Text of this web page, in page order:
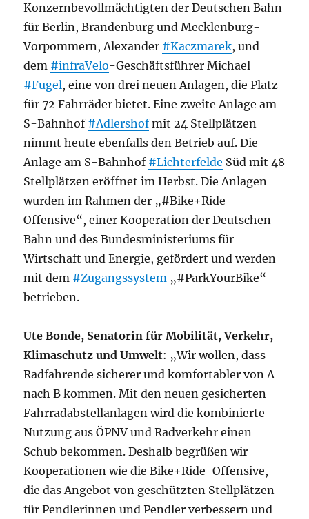
Konzernbevollmächtigten der Deutschen Bahn
für Berlin, Brandenburg und Mecklenburg-
Vorpommern, Alexander #Kaczmarek, und
dem #infraVelo-Geschäftsführer Michael
#Fugel, eine von drei neuen Anlagen, die Platz
für 72 Fahrräder bietet. Eine zweite Anlage am
S-Bahnhof #Adlershofmit 24 Stellplätzen
nimmt heute ebenfalls den Betrieb auf. Die
Anlage am S-Bahnhof #Lichterfelde Süd mit 48
Stellplätzen eröffnet im Herbst. Die Anlagen
wurden im Rahmen der „#Bike+Ride-
Offensive“, einer Kooperation der Deutschen
Bahn und des Bundesministeriums für
Wirtschaft und Energie, gefördert und werden
mit dem #Zugangssystem „#ParkYourBike“
betrieben.
Ute Bonde, Senatorin für Mobilität, Verkehr,
Klimaschutz und Umwelt: „Wir wollen, dass
Radfahrende sicherer und komfortabler von A
nach B kommen. Mit den neuen gesicherten
Fahrradabstellanlagen wird die kombinierte
Nutzung aus ÖPNV und Radverkehr einen
Schub bekommen. Deshalb begrüßen wir
Kooperationen wie die Bike+Ride-Offensive,
die das Angebot von geschützten Stellplätzen
für Pendlerinnen und Pendler verbessern und